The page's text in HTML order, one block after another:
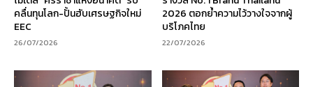
คลื่นทุนโลก-ปั้นฮับเศรษฐกิจใหม่
EEC
26/07/2026
2026 ตอกย้ำความไว้วางใจจากผู้
บริโภคไทย
22/07/2026